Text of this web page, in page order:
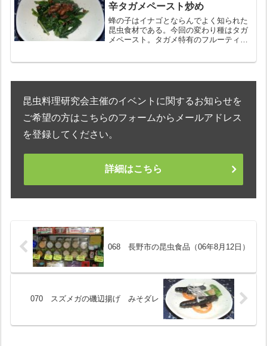
辛タガメペースト炒め
蜂の子はイナゴとならんでよく知られた
昆虫食材である。今回の変わり種はタガ
メペースト。タガメ特有のフルーティー
昆虫料理研究会主催のイベントに関するお知らせを
ご希望の方はこちらのフォームからメールアドレス
を登録してください。
詳細はこちら
068 長野市の昆虫食品（06年8月12日）
070 スズメガの磯辺揚げ みそダレ